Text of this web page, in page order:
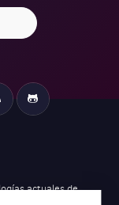
actuales de